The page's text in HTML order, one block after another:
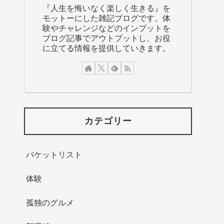
『人生を悔いなく楽しく生きる』を
モットーにした雑記ブログです。体
験やチャレンジなどのインプットを
ブログ記事でアウトプットし、お役
に立てる情報を提供していきます。
カテゴリー
バケットリスト
体験
孤独のグルメ